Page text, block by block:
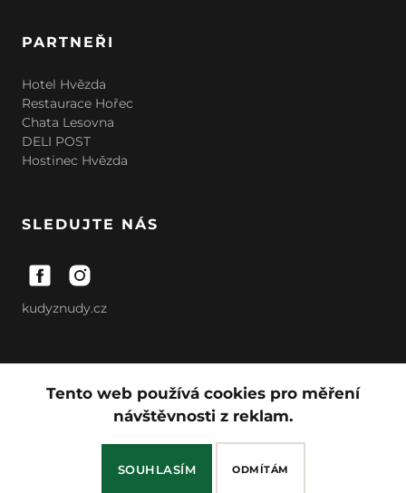
Tento web používá cookies pro měření
návštěvnosti z reklam.
SOUHLASÍM ODMÍTÁM
PARTNEŘI
Hotel Hvězda
Restaurace Hořec
Chata Lesovna
DELI POST
Hostinec Hvězda
SLEDUJTE NÁS
kudyznudy.cz
Všeobecné obchodní podmínky